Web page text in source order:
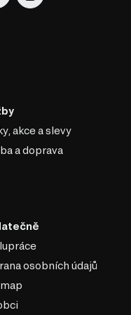
pěna na bázi
efekt. V
je absence
oporu těla během
pro odpočinek.
nedeformuje, jeho
vzduchu uvnitř
akce a slevy
a doprava
osobních údajů